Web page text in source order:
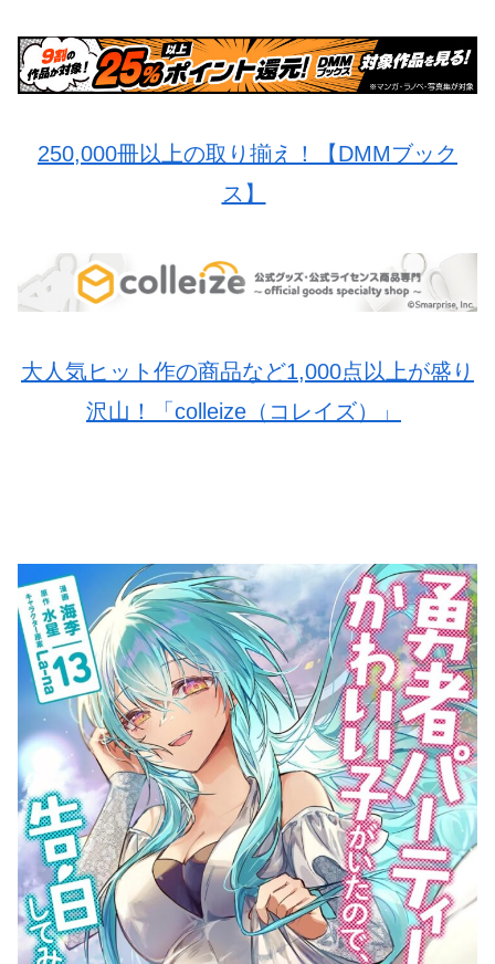
250,000冊以上の取り揃え！【DMMブック
ス】
大人気ヒット作の商品など1,000点以上が盛り
沢山！「colleize（コレイズ）」